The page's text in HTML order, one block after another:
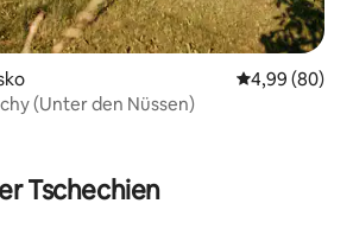
4,99 (80)
(Unter den Nüssen)
Tschechien